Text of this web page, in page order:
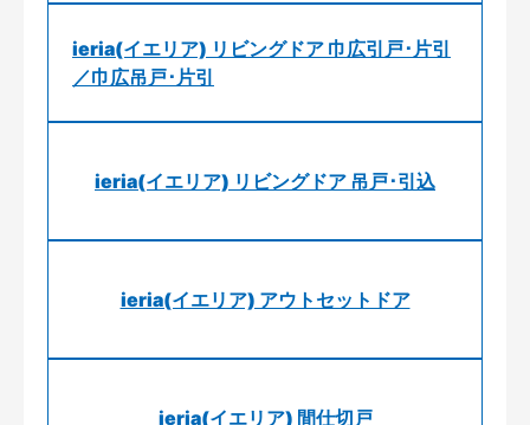
ieria(イエリア) リビングドア 巾広引戸･片引
／巾広吊戸･片引
ieria(イエリア) リビングドア 吊戸･引込
ieria(イエリア) アウトセットドア
ieria(イエリア) 間仕切戸